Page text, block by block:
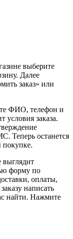
выберите
Далее
заказ» или
ФИО, телефон и
условия заказа.
Теперь останется
покупке.
выглядит
форму по
оплаты,
написать
найти. Нажмите